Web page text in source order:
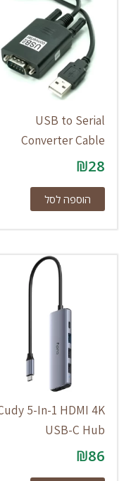
USB to Serial
Converter Cable
₪28
הוספה לסל
5-In-1 HDMI 4K
USB-C Hub
₪86